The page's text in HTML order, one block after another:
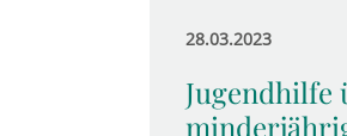
28.03.2023
Jugendhilfe